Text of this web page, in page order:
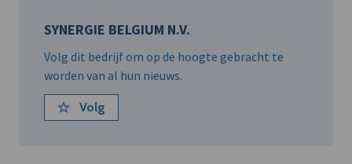
SYNERGIE BELGIUM N.V.
Volg dit bedrijf om op de hoogte gebracht te
worden van al hun nieuws.
Volg